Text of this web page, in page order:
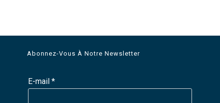
Abonnez-Vous À Notre Newsletter
E-mail*